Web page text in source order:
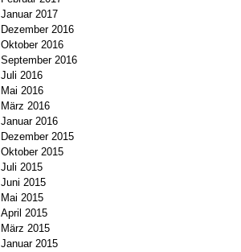
Januar 2017
Dezember 2016
Oktober 2016
September 2016
Juli 2016
Mai 2016
März 2016
Januar 2016
Dezember 2015
Oktober 2015
Juli 2015
Juni 2015
Mai 2015
April 2015
März 2015
Januar 2015